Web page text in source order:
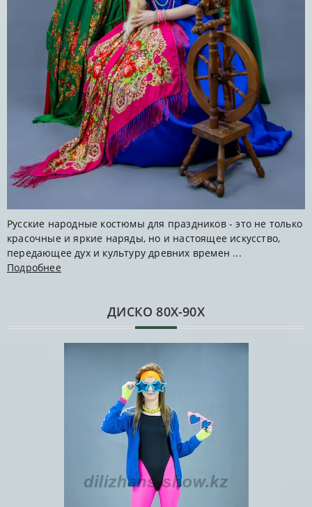
Русские народные костюмы для праздников - это не только
красочные и яркие наряды, но и настоящее искусство,
передающее дух и культуру древних времен ...
Подробнее
ДИСКО 80Х-90Х